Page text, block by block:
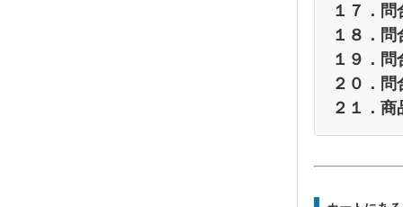
１７．問
１８．
１９．
２０．
２１．商